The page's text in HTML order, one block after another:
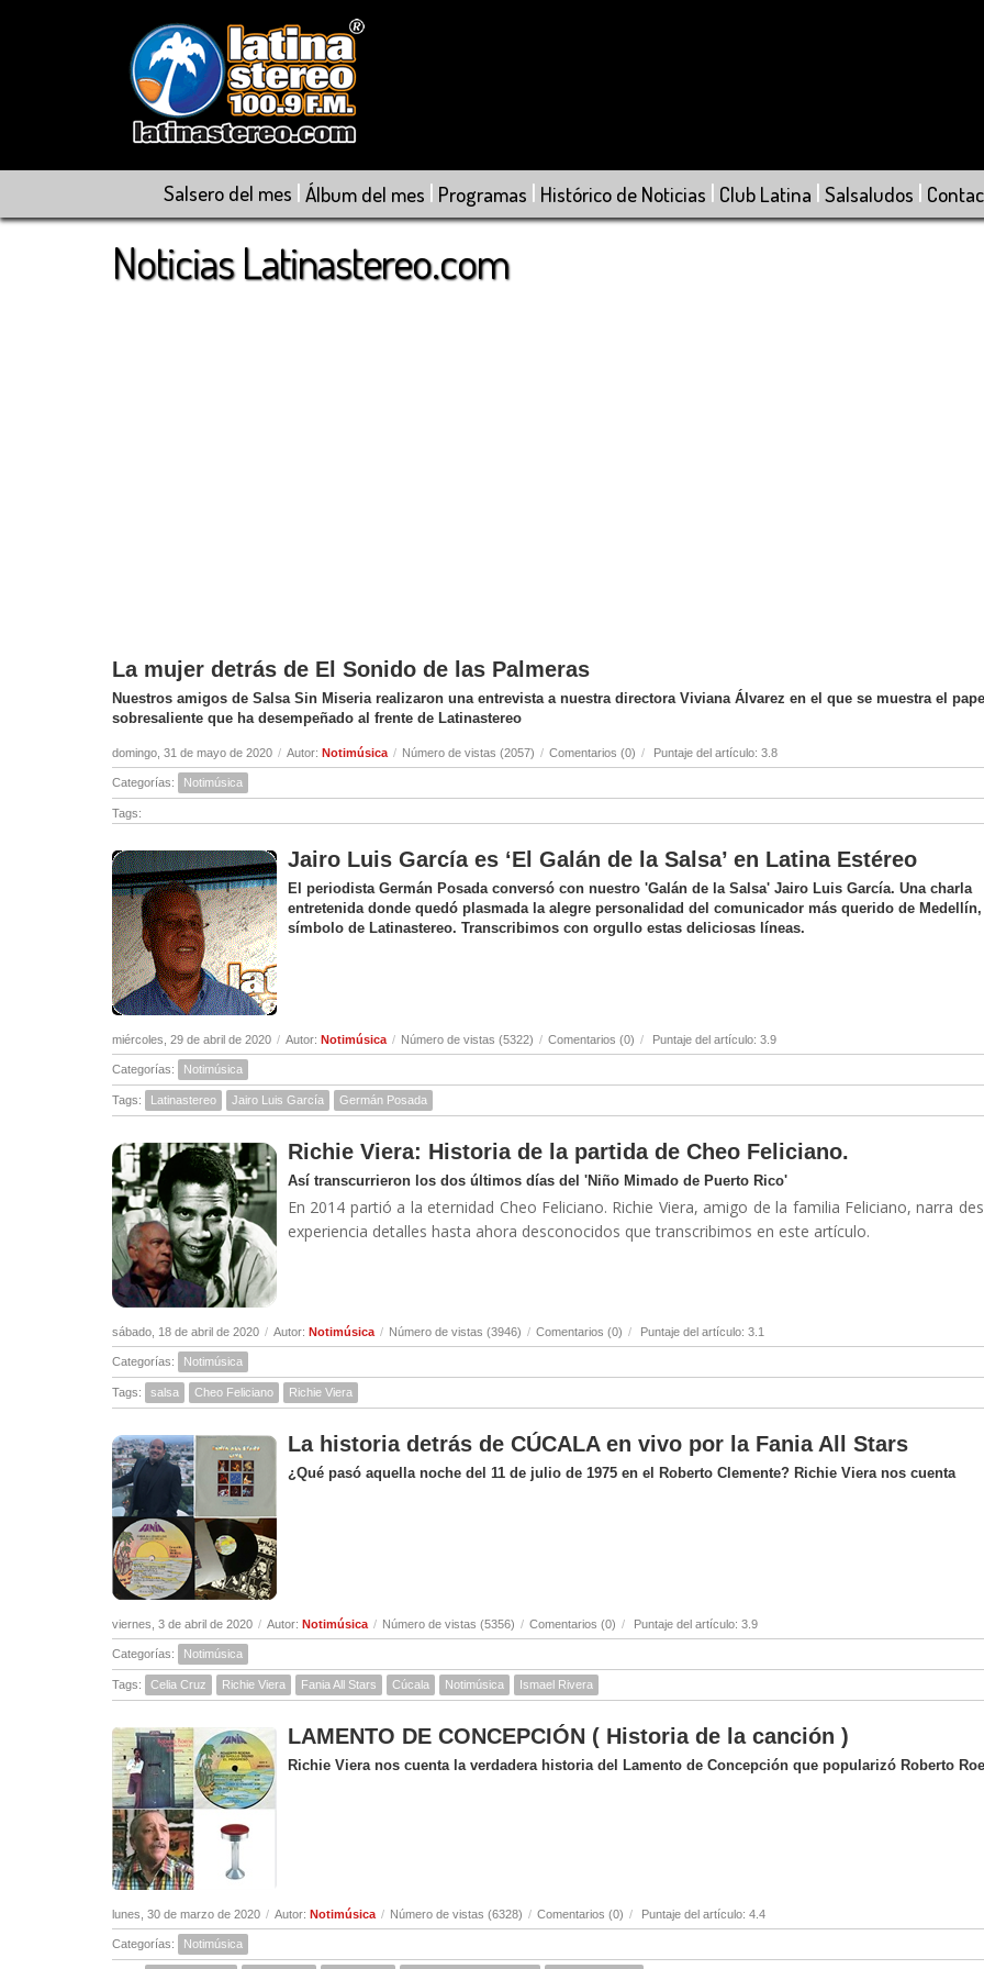
Salsero del mes | Álbum del mes | Programas | Histórico de Noticias | Club Latina | Salsaludos |
Noticias Latinastereo.com
La mujer detrás de El Sonido de las Palmeras
Nuestros amigos de Salsa Sin Miseria realizaron una entrevista a nuestra directora Viviana Álvarez en el que se muestra el
sobresaliente que ha desempeñado al frente de Latinastereo
domingo, 31 de mayo de 2020 / Autor: Notimúsica / Número de vistas (2057) / Comentarios (0) / Puntaje del artículo: 3.8
Categorías: Notimúsica
Tags:
Jairo Luis García es ‘El Galán de la Salsa’ en Latina Estéreo
El periodista Germán Posada conversó con nuestro 'Galán de la Salsa' Jairo Luis García. Una charla
entretenida donde quedó plasmada la alegre personalidad del comunicador más querido de Medellín,
símbolo de Latinastereo. Transcribimos con orgullo estas deliciosas líneas.
miércoles, 29 de abril de 2020 / Autor: Notimúsica / Número de vistas (5322) / Comentarios (0) / Puntaje del artículo: 3.9
Categorías: Notimúsica
Tags: Latinastereo Jairo Luis García Germán Posada
Richie Viera: Historia de la partida de Cheo Feliciano.
Así transcurrieron los dos últimos días del 'Niño Mimado de Puerto Rico'
En 2014 partió a la eternidad Cheo Feliciano. Richie Viera, amigo de la familia Feliciano, narra
experiencia detalles hasta ahora desconocidos que transcribimos en este artículo.
sábado, 18 de abril de 2020 / Autor: Notimúsica / Número de vistas (3946) / Comentarios (0) / Puntaje del artículo: 3.1
Categorías: Notimúsica
Tags: salsa Cheo Feliciano Richie Viera
La historia detrás de CÚCALA en vivo por la Fania All Stars
¿Qué pasó aquella noche del 11 de julio de 1975 en el Roberto Clemente? Richie Viera nos cuenta
viernes, 3 de abril de 2020 / Autor: Notimúsica / Número de vistas (5356) / Comentarios (0) / Puntaje del artículo: 3.9
Categorías: Notimúsica
Tags: Celia Cruz Richie Viera Fania All Stars Cúcala Notimúsica Ismael Rivera
LAMENTO DE CONCEPCIÓN ( Historia de la canción )
Richie Viera nos cuenta la verdadera historia del Lamento de Concepción que popularizó Roberto
lunes, 30 de marzo de 2020 / Autor: Notimúsica / Número de vistas (6328) / Comentarios (0) / Puntaje del artículo: 4.4
Categorías: Notimúsica